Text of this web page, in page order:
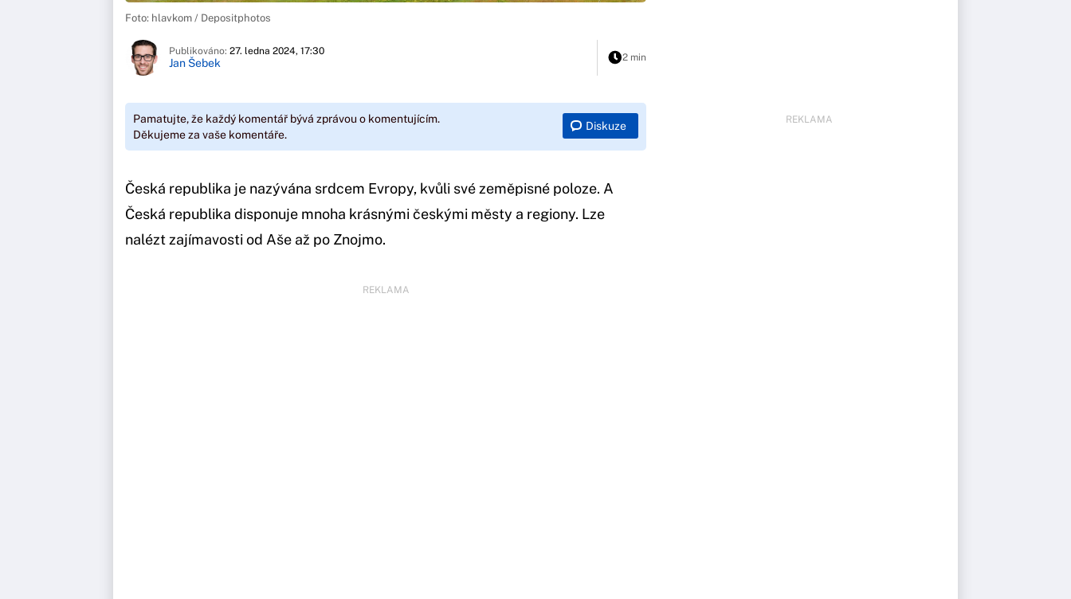
Foto: hlavkom / Depositphotos
Publikováno: 27. ledna 2024, 17:30
Jan Šebek 2 min
Pamatujte, že každý komentář bývá zprávou o komentujícím.
Děkujeme za vaše komentáře.
Diskuze
Česká republika je nazývána srdcem Evropy, kvůli své zeměpisné poloze. A
Česká republika disponuje mnoha krásnými českými městy a regiony. Lze
nalézt zajímavosti od Aše až po Znojmo.
REKLAMA
REKLAMA